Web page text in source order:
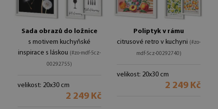
Sada obrazů do ložnice
s motivem kuchyňské
inspirace s láskou (#zo-mdf-5cz-
00292755)
velikost: 20x30 cm
2 249 Kč
Poliptyk v rámu
citrusové retro v kuchyni (#zo-
mdf-5cz-00292740)
velikost: 20x30 cm
2 249 Kč